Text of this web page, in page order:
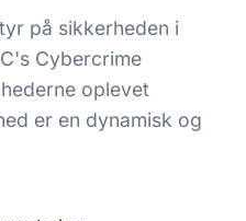
på sikkerheden i
Cybercrime
oplevet
er en dynamisk og